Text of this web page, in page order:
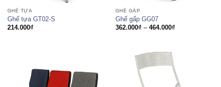
GHẾ TỰA
Ghế tựa GT02-S
214.000₫
GHẾ GẤP
Ghế gấp GG07
362.000₫ – 464.000₫Khoảng